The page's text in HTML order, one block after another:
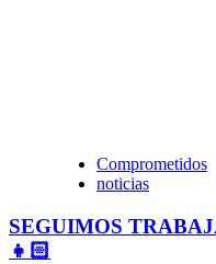
Comprometidos
noticias
SEGUIMOS
👧🏻